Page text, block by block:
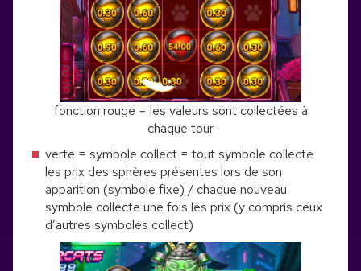
fonction rouge = les valeurs sont collectées à
chaque tour
verte = symbole collect = tout symbole collecte
les prix des sphères présentes lors de son
apparition (symbole fixe) / chaque nouveau
symbole collecte une fois les prix (y compris ceux
d’autres symboles collect)